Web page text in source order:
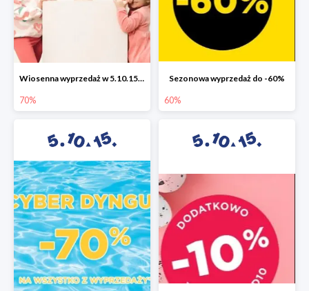
Wiosenna wyprzedaż w 5.10.15 do -70%
70%
Sezonowa wyprzedaż do -60%
60%